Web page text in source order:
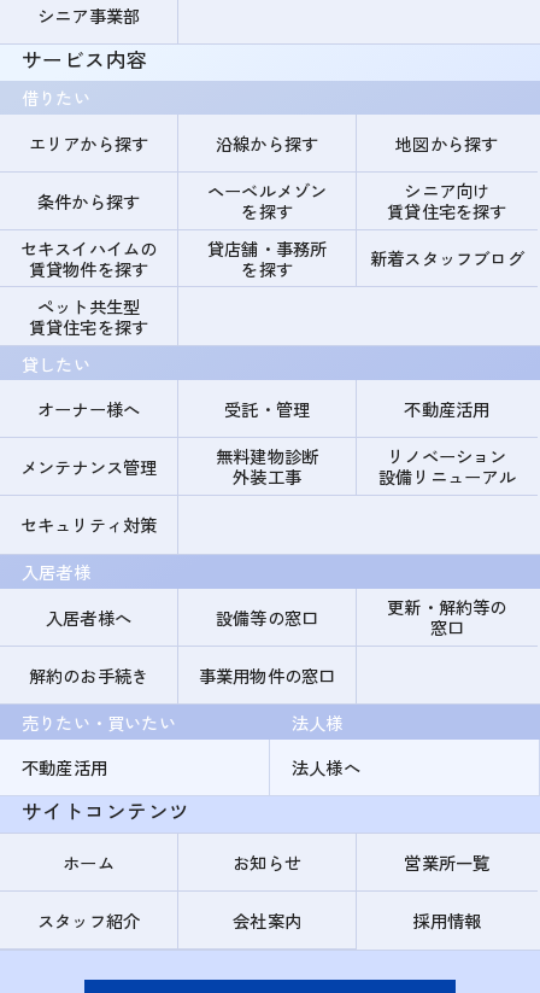
シニア事業部
サービス内容
借りたい
エリアから探す
沿線から探す 地図から探す
条件から探す
ヘーベルメゾン
を探す
シニア向け
賃貸住宅を探す
セキスイハイムの
賃貸物件を探す
貸店舗・事務所
を探す
新着スタッフブログ
ペット共生型
賃貸住宅を探す
貸したい
オーナー様へ
受託・管理 不動産活用
メンテナンス管理
無料建物診断
外装工事
リノベーション
設備リニューアル
セキュリティ対策
入居者様
入居者様へ
設備等の窓口
更新・解約等の
窓口
解約のお手続き
事業用物件の窓口
売りたい・買いたい
不動産活用
法人様
法人様へ
サイトコンテンツ
ホーム お知らせ 営業所一覧
スタッフ紹介 会社案内 採用情報